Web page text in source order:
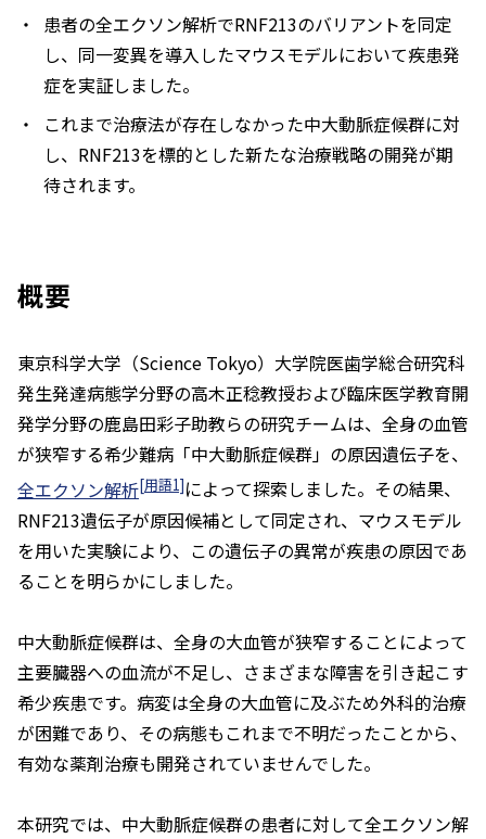
患者の全エクソン解析でRNF213のバリアントを同定
し、同一変異を導入したマウスモデルにおいて疾患発
症を実証しました。
これまで治療法が存在しなかった中大動脈症候群に対
し、RNF213を標的とした新たな治療戦略の開発が期
待されます。
概要
東京科学大学（Science Tokyo）大学院医歯学総合研究科
発生発達病態学分野の高木正稔教授および臨床医学教育開
発学分野の鹿島田彩子助教らの研究チームは、全身の血管
が狭窄する希少難病「中大動脈症候群」の原因遺伝子を、
全エクソン解析[用語1]によって探索しました。その結果、
RNF213遺伝子が原因候補として同定され、マウスモデル
を用いた実験により、この遺伝子の異常が疾患の原因であ
ることを明らかにしました。
中大動脈症候群は、全身の大血管が狭窄することによって
主要臓器への血流が不足し、さまざまな障害を引き起こす
希少疾患です。病変は全身の大血管に及ぶため外科的治療
が困難であり、その病態もこれまで不明だったことから、
有効な薬剤治療も開発されていませんでした。
本研究では、中大動脈症候群の患者に対して全エクソン解